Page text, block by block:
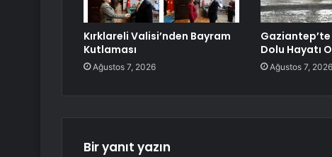
Kırklareli Valisi’nden Bayram
Kutlaması
Ağustos 7, 2026
Dolu Hayatı
Ağustos 7, 2026
Bir yanıt yazın